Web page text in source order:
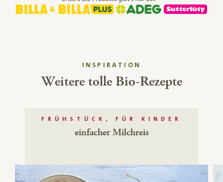
INSPIRATION
Weitere tolle Bio-Rezepte
FRÜHSTÜCK, FÜR KINDER
einfacher Milchreis